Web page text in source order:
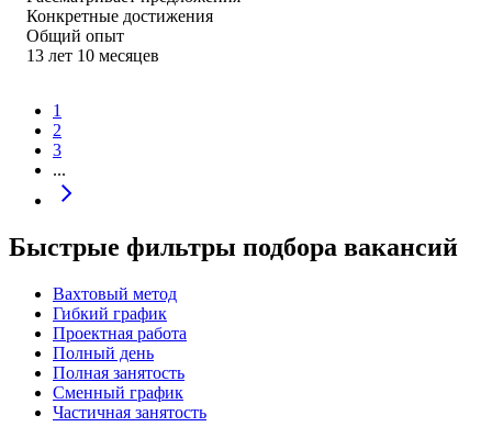
Конкретные достижения
Общий опыт
13 лет 10 месяцев
1
2
3
...
Быстрые фильтры подбора вакансий
Вахтовый метод
Гибкий график
Проектная работа
Полный день
Полная занятость
Сменный график
Частичная занятость